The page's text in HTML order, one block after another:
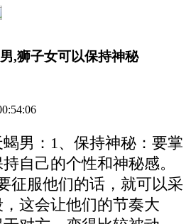
,狮子女可以保持神秘
男：1、保持神秘：要掌
自己的个性和神秘感。
征服他们的话，就可以采
这会让他们的节奏大